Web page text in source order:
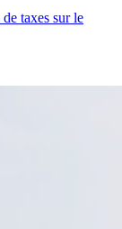
taxes sur le